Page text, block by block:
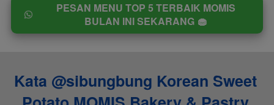
`
PESAN MENU TOP 5 TERBAIK MOMIS
BULAN INI SEKARANG 🧁
Kata @sibungbung Korean Sweet